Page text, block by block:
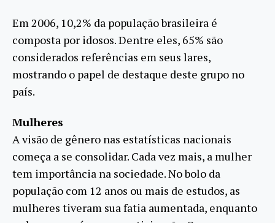
Em 2006, 10,2% da população brasileira é
composta por idosos. Dentre eles, 65% são
considerados referências em seus lares,
mostrando o papel de destaque deste grupo no
país.
Mulheres
A visão de gênero nas estatísticas nacionais
começa a se consolidar. Cada vez mais, a mulher
tem importância na sociedade. No bolo da
população com 12 anos ou mais de estudos, as
mulheres tiveram sua fatia aumentada, enquanto